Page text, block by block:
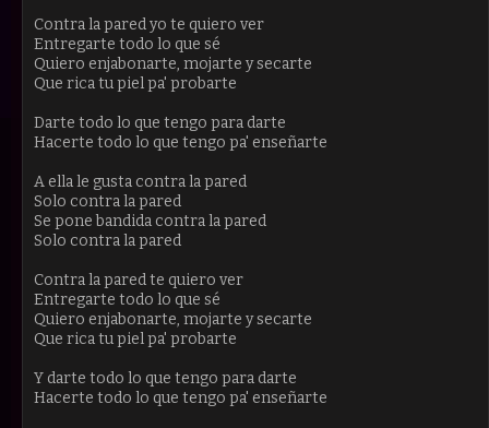
Contra la pared yo te quiero ver
Entregarte todo lo que sé
Quiero enjabonarte, mojarte y secarte
Que rica tu piel pa' probarte
Darte todo lo que tengo para darte
Hacerte todo lo que tengo pa' enseñarte
A ella le gusta contra la pared
Solo contra la pared
Se pone bandida contra la pared
Solo contra la pared
Contra la pared te quiero ver
Entregarte todo lo que sé
Quiero enjabonarte, mojarte y secarte
Que rica tu piel pa' probarte
Y darte todo lo que tengo para darte
Hacerte todo lo que tengo pa' enseñarte